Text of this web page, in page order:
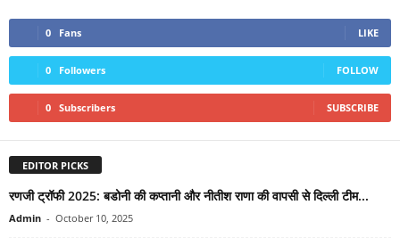
0 Fans LIKE
0 Followers FOLLOW
0 Subscribers SUBSCRIBE
EDITOR PICKS
रणजी ट्रॉफी 2025: बडोनी की कप्तानी और नीतीश राणा की वापसी से दिल्ली टीम...
Admin - October 10, 2025